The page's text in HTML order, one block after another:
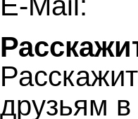
друзьям